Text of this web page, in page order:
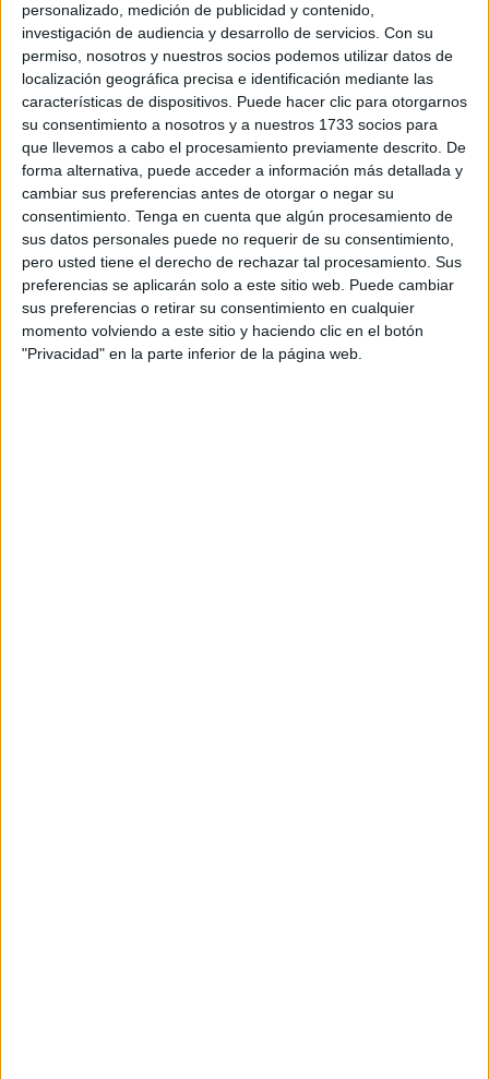
personalizado, medición de publicidad y contenido,
investigación de audiencia y desarrollo de servicios. Con su
permiso, nosotros y nuestros socios podemos utilizar datos de
localización geográfica precisa e identificación mediante las
características de dispositivos. Puede hacer clic para otorgarnos
su consentimiento a nosotros y a nuestros 1733 socios para
que llevemos a cabo el procesamiento previamente descrito. De
forma alternativa, puede acceder a información más detallada y
cambiar sus preferencias antes de otorgar o negar su
consentimiento. Tenga en cuenta que algún procesamiento de
sus datos personales puede no requerir de su consentimiento,
pero usted tiene el derecho de rechazar tal procesamiento. Sus
preferencias se aplicarán solo a este sitio web. Puede cambiar
sus preferencias o retirar su consentimiento en cualquier
momento volviendo a este sitio y haciendo clic en el botón
"Privacidad" en la parte inferior de la página web.
El pasado domingo el Ceuta Base disputó un encuentro
en el‘Antonio Campoamor’contra el Camoens para ver
quien accedía alCampeonato de España por clubes
que se disputará en 2024. Los de Alberto García vencieron
al Camoens por un 99-31 en un encuentro con aficionados
de ambos equipos.
Los dos equipos juniors de la liga interna realizaron un
gran partido pero donde se impuso la superioridad y
efectividad del Ceuta Base.
Asimismo, no fue el único encuentro que disputó el Ceuta
Base este fin de semana. El sábado disputaron la liga
gaditana en la que están encuadrados en el grupo B.